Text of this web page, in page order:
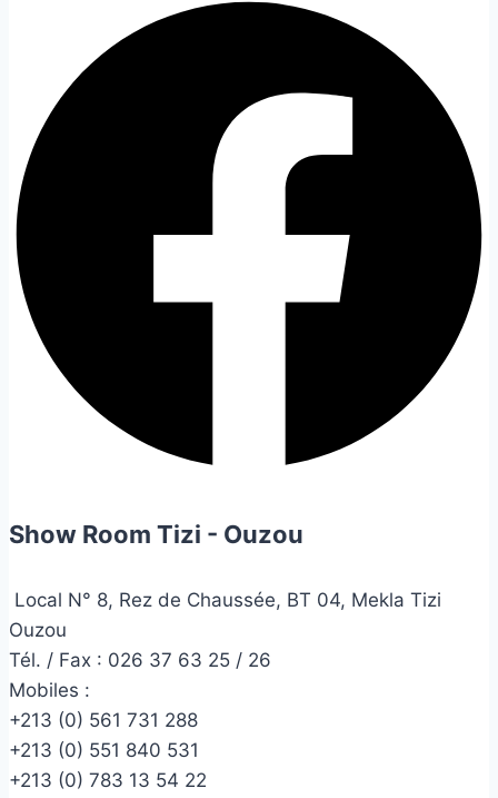
Show Room Tizi - Ouzou
Local N° 8, Rez de Chaussée, BT 04, Mekla Tizi
Ouzou
Tél. / Fax : 026 37 63 25 / 26
Mobiles :
+213 (0) 561 731 288
+213 (0) 551 840 531
+213 (0) 783 13 54 22